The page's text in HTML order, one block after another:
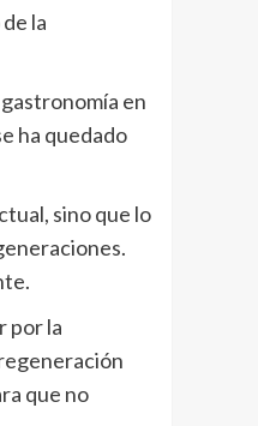
la
en
ha quedado
sino que lo
por la
que no